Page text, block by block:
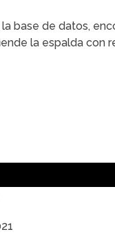
base de datos,
la espalda con